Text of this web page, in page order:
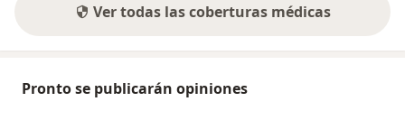
Ver todas las coberturas médicas
Pronto se publicarán opiniones